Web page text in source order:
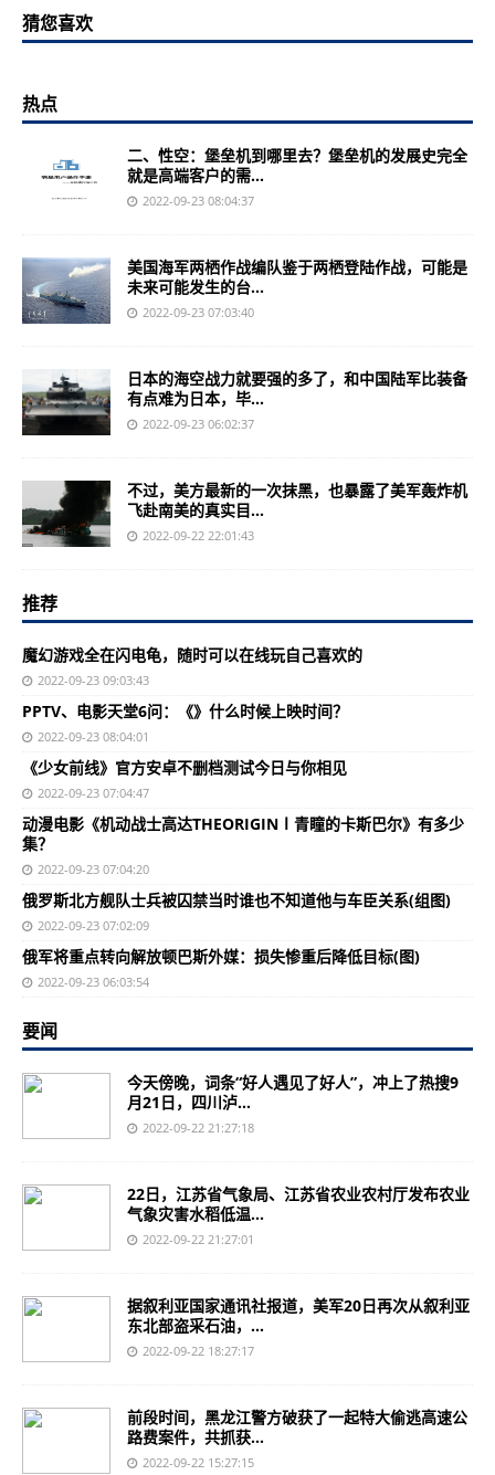
猜您喜欢
热点
二、性空：堡垒机到哪里去？堡垒机的发展史完全
就是高端客户的需...
2022-09-23 08:04:37
美国海军两栖作战编队鉴于两栖登陆作战，可能是
未来可能发生的台...
2022-09-23 07:03:40
日本的海空战力就要强的多了，和中国陆军比装备
有点难为日本，毕...
2022-09-23 06:02:37
不过，美方最新的一次抹黑，也暴露了美军轰炸机
飞赴南美的真实目...
2022-09-22 22:01:43
推荐
魔幻游戏全在闪电龟，随时可以在线玩自己喜欢的
2022-09-23 09:03:43
PPTV、电影天堂6问：《》什么时候上映时间？
2022-09-23 08:04:01
《少女前线》官方安卓不删档测试今日与你相见
2022-09-23 07:04:47
动漫电影《机动战士高达THEORIGINⅠ青瞳的卡斯巴尔》有多少
集？
2022-09-23 07:04:20
俄罗斯北方舰队士兵被囚禁当时谁也不知道他与车臣关系(组图)
2022-09-23 07:02:09
俄军将重点转向解放顿巴斯外媒：损失惨重后降低目标(图)
2022-09-23 06:03:54
要闻
今天傍晚，词条“好人遇见了好人”，冲上了热搜9
月21日，四川泸...
2022-09-22 21:27:18
22日，江苏省气象局、江苏省农业农村厅发布农业
气象灾害水稻低温...
2022-09-22 21:27:01
据叙利亚国家通讯社报道，美军20日再次从叙利亚
东北部盗采石油，...
2022-09-22 18:27:17
前段时间，黑龙江警方破获了一起特大偷逃高速公
路费案件，共抓获...
2022-09-22 15:27:15